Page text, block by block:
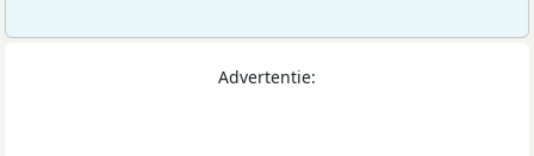
Advertentie: